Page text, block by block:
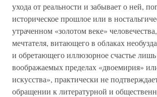
ухода от реальности и забывает о ней,
историческое прошлое или в
утраченном «золотом веке»
мечтателя, витающего в облаках
и обретающего иллюзорное счастье
воображаемых пределах «двоемирия»
искусства», практически не
обращении к литературной и